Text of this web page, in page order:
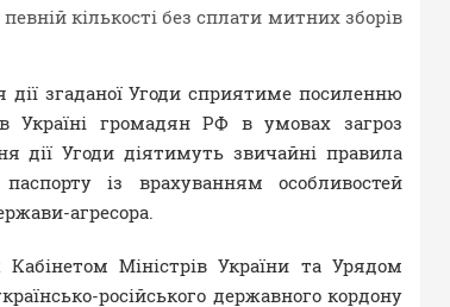
кількості без сплати митних зборів
дії згаданої Угоди сприятиме посиленню
Україні громадян РФ в умовах загроз
дії Угоди діятимуть звичайні правила
із врахуванням особливостей
агресора.
Міністрів України та Урядом
російського державного кордону